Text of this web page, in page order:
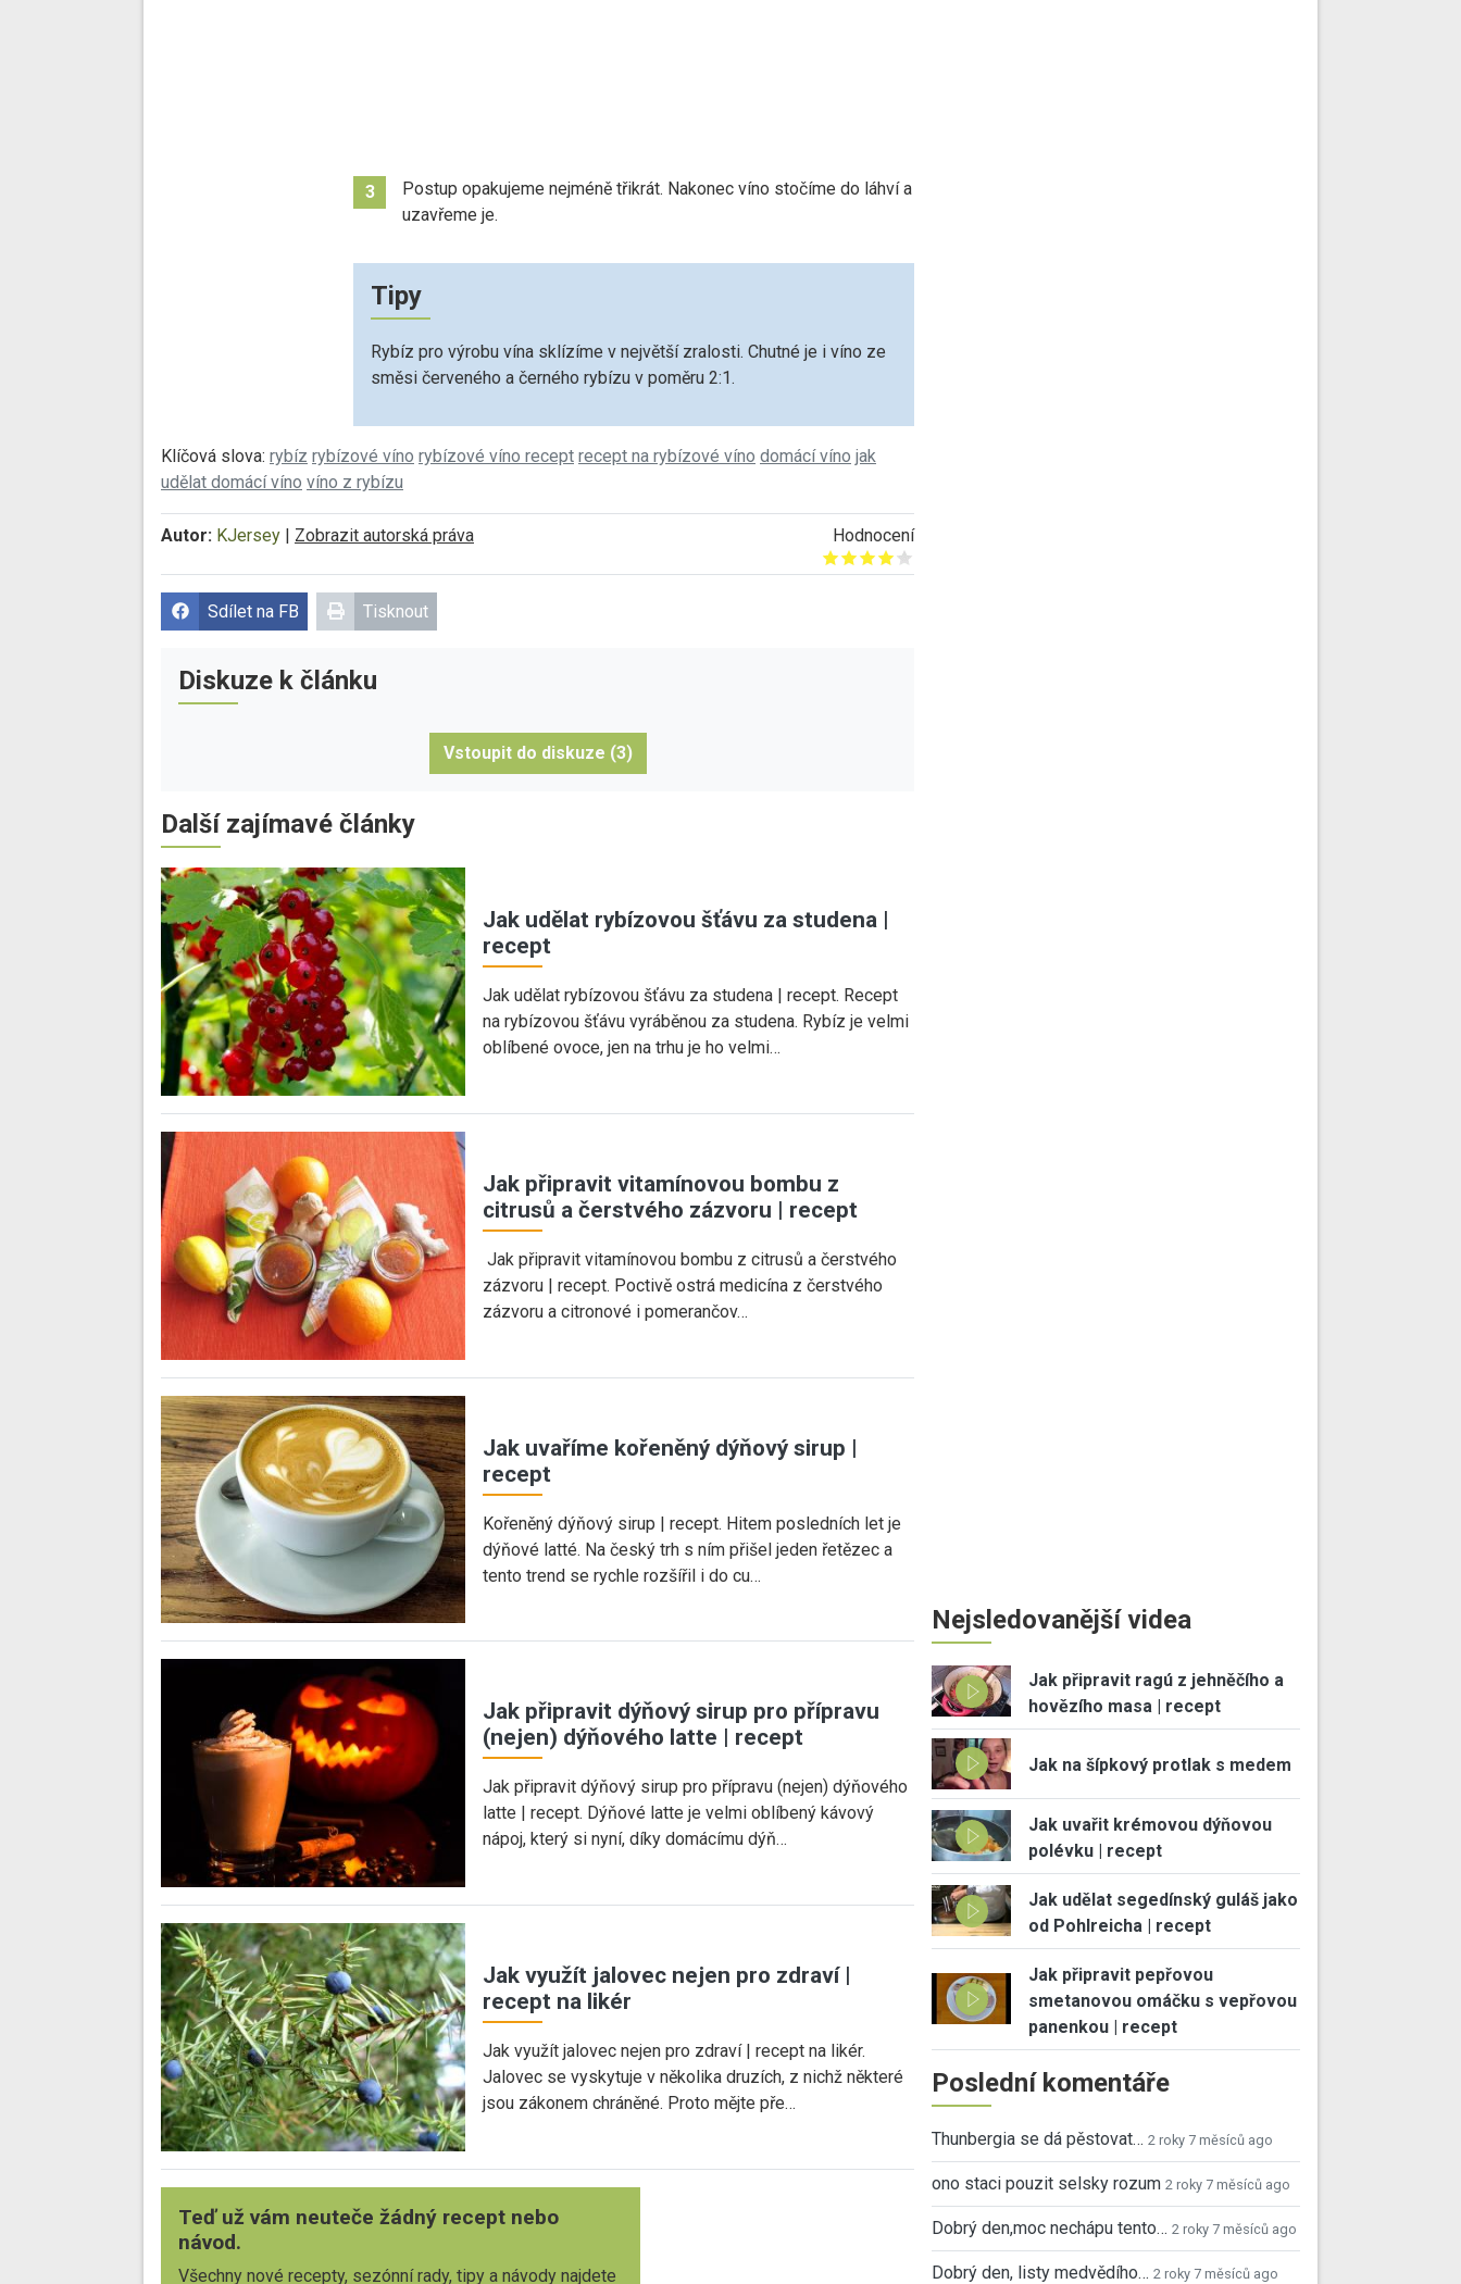
3
Postup opakujeme nejméně třikrát. Nakonec víno stočíme do láhví a
uzavřeme je.
Tipy
Rybíz pro výrobu vína sklízíme v největší zralosti. Chutné je i víno ze
směsi červeného a černého rybízu v poměru 2:1.
Klíčová slova: rybíz rybízové víno rybízové víno recept recept na rybízové víno domácí víno jak
udělat domácí víno víno z rybízu
Autor: KJersey Zobrazit autorská práva
Hodnocení
Give it 1/5
Give it 2/5
Give it 3/5
Give it 4/5
Give it 5/5
Sdílet na FB Tisknout
Diskuze k článku
Vstoupit do diskuze (3)
Další zajímavé články
Jak udělat rybízovou šťávu za studena |
recept
Jak udělat rybízovou šťávu za studena | recept. Recept
na rybízovou šťávu vyráběnou za studena. Rybíz je velmi
oblíbené ovoce, jen na trhu je ho velmi…
Jak připravit vitamínovou bombu z
citrusů a čerstvého zázvoru | recept
Jak připravit vitamínovou bombu z citrusů a čerstvého
zázvoru | recept. Poctivě ostrá medicína z čerstvého
zázvoru a citronové i pomerančov…
Jak uvaříme kořeněný dýňový sirup |
recept
Kořeněný dýňový sirup | recept. Hitem posledních let je
dýňové latté. Na český trh s ním přišel jeden řetězec a
tento trend se rychle rozšířil i do cu…
Jak připravit dýňový sirup pro přípravu
(nejen) dýňového latte | recept
Jak připravit dýňový sirup pro přípravu (nejen) dýňového
latte | recept. Dýňové latte je velmi oblíbený kávový
nápoj, který si nyní, díky domácímu dýň…
Jak využít jalovec nejen pro zdraví |
recept na likér
Jak využít jalovec nejen pro zdraví | recept na likér.
Jalovec se vyskytuje v několika druzích, z nichž některé
jsou zákonem chráněné. Proto mějte pře…
Teď už vám neuteče žádný recept nebo
návod.
Všechny nové recepty, sezónní rady, tipy a návody najdete
Nejsledovanější videa
Jak připravit ragú z jehněčího a
hovězího masa | recept
Jak na šípkový protlak s medem
Jak uvařit krémovou dýňovou
polévku | recept
Jak udělat segedínský guláš jako
od Pohlreicha | recept
Jak připravit pepřovou
smetanovou omáčku s vepřovou
panenkou | recept
Poslední komentáře
Thunbergia se dá pěstovat… 2 roky 7 měsíců ago
ono staci pouzit selsky rozum 2 roky 7 měsíců ago
Dobrý den,moc nechápu tento… 2 roky 7 měsíců ago
Dobrý den, listy medvědího… 2 roky 7 měsíců ago